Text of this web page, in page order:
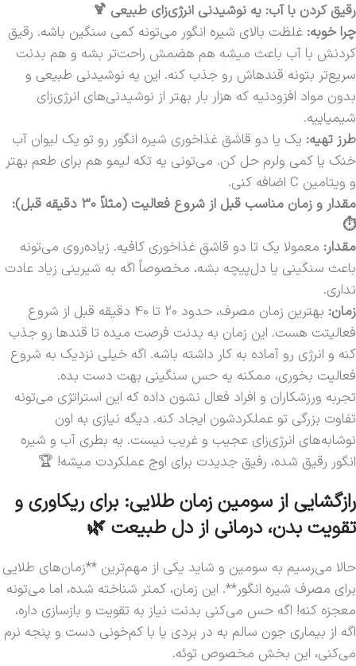
رقیق کردن با آب: یه نوشیدنی انرژی‌زای طبیعی 🍹
چرا خوبه: غلظت بالای شیره انگور می‌تونه کمی سنگین باشه. رقیق
کردنش با آب باعث میشه هم هضمش راحت‌تر بشه و هم بدنت
سریع‌تر بتونه قندهاش رو جذب کنه. این یه نوشیدنی طبیعی و
بدون مواد افزودنیه که هزار بار بهتر از نوشیدنی‌های انرژی‌زای
شیمیاییه.
طرز تهیه: یک یا دو قاشق غذاخوری شیره انگور رو تو یک لیوان آب
خنک یا کمی ولرم حل کن. می‌تونی یه تکه لیمو هم برای طعم بهتر
و ویتامین C اضافه کنی.
مقدار و زمان مناسب قبل از شروع فعالیت (مثلاً 30 دقیقه قبل):
⏱️
مقدار: معمولا یک تا دو قاشق غذاخوری کافیه. زیاده‌روی می‌تونه
باعث سنگینی یا دل‌پیچه بشه، مخصوصاً اگه به شیرینی زیاد عادت
نداری.
زمان:
بهترین زمان مصرف، حدود 20 تا 40 دقیقه قبل از شروع
فعالیتت هست. این زمان به بدنت فرصت میده تا قندها رو جذب
کنه و انرژی رو آماده به کار داشته باشه. اگه خیلی نزدیک به شروع
فعالیت بخوری، ممکنه یه حس سنگینی بهت دست بده.
تجربه ورزشکاران و افراد فعال نشون داده که این استراتژی می‌تونه
تفاوت بزرگی تو عملکردشون ایجاد کنه. دیگه نیازی به اون
نوشابه‌های انرژی‌زای عجیب و غریب نیست. یه بطری آب و شیره
انگور رقیق شده، رفیق جدیدت برای اوج عملکردت میشه! 🏆
رازگشایی از سومین زمان طلایی: برای ریکاوری و
تقویت بدن، درمانی از دل طبیعت 🌿
حالا می‌رسیم به سومین و شاید یکی از مهم‌ترین **زمان‌های طلایی
برای مصرف شیره انگور**. این زمان، کمتر شناخته شده، اما می‌تونه
معجزه کنه! اگه حس می‌کنی بدنت نیاز به تقویت و بازسازی داره،
اگه از بیماری جون سالم به در بردی یا با کم‌خونی دست و پنجه نرم
می‌کنی، این بخش مخصوص توئه.